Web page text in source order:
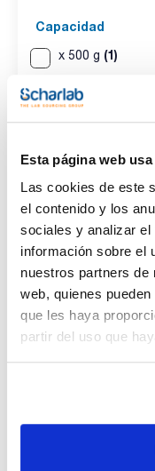
Esta página web
Las cookies de este
el contenido y los
sociales y analizar
información sobre el
nuestros partners de
web, quienes
que les haya
partir del uso que
Capacidad
x 500 g (1)
Capacidad
x 500 g
Referencia
SO05350500
Disponibilidad